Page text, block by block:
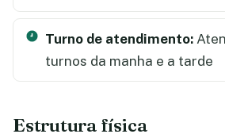
Turno de atendimento:
turnos da manha e a tarde
Estrutura física